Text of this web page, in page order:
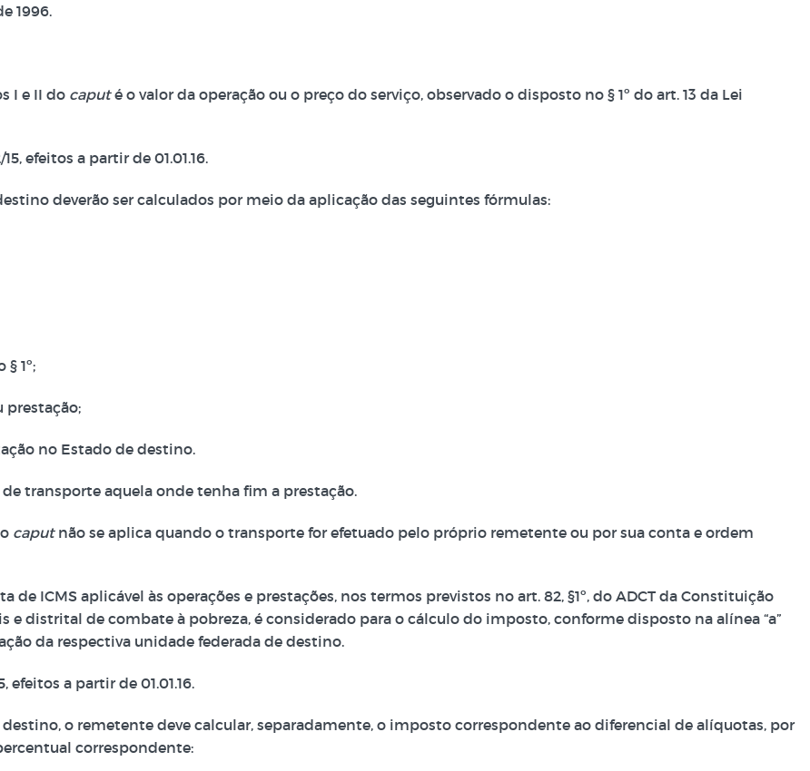
1996.
I e II do caputé o valor da operação ou o preço do serviço, observado o disposto no § 1º do art. 13 da Lei
efeitos a partir de 01.01.16.
deverão ser calculados por meio da aplicação das seguintes fórmulas:
1º;
prestação;
no Estado de destino.
transporte aquela onde tenha fim a prestação.
caputnão se aplica quando o transporte for efetuado pelo próprio remetente ou por sua conta e ordem
ICMS aplicável às operações e prestações, nos termos previstos no art. 82, §1º, do ADCT da Constituição
distrital de combate à pobreza, é considerado para o cálculo do imposto, conforme disposto na alínea “a”
da respectiva unidade federada de destino.
efeitos a partir de 01.01.16.
o remetente deve calcular, separadamente, o imposto correspondente ao diferencial de alíquotas, por
correspondente: